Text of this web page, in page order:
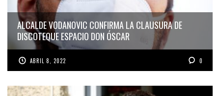
ALCALDE VODANOVIC CONFIRMA LA CLAUSURA DE
DISCOTEQUE ESPACIO DON ÓSCAR
ABRIL 8, 2022 0